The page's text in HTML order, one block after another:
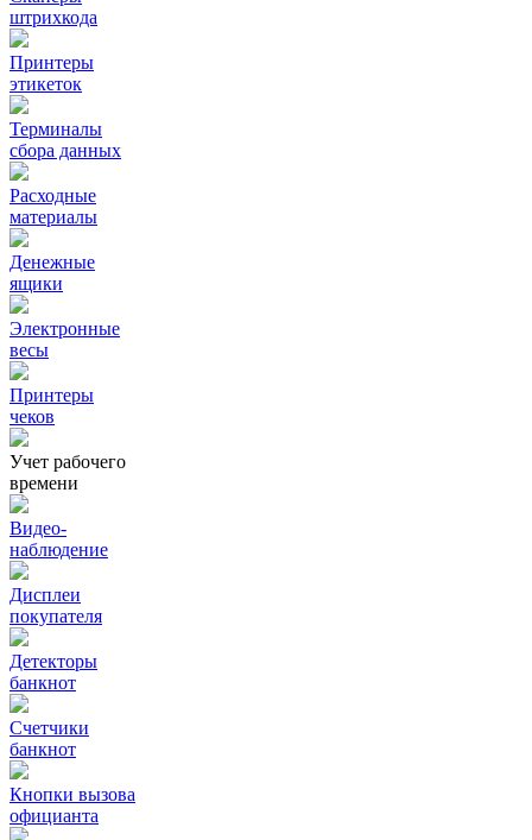
штрихкода
Принтеры
этикеток
Терминалы
сбора данных
Расходные
материалы
Денежные
ящики
Электронные
весы
Принтеры
чеков
Учет рабочего
времени
Видео‑
наблюдение
Дисплеи
покупателя
Детекторы
банкнот
Счетчики
банкнот
Кнопки вызова
официанта